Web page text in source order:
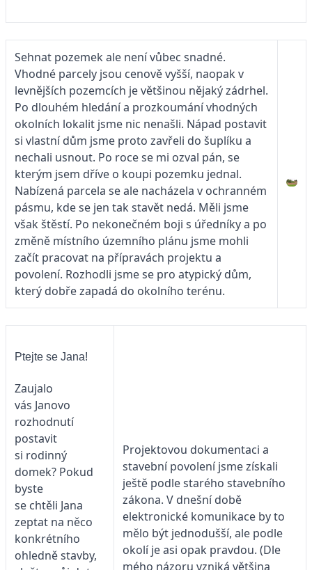
Sehnat pozemek ale není vůbec snadné.
Vhodné parcely jsou cenově vyšší, naopak v
levnějších pozemcích je většinou nějaký zádrhel.
Po dlouhém hledání a prozkoumání vhodných
okolních lokalit jsme nic nenašli. Nápad postavit
si vlastní dům jsme proto zavřeli do šuplíku a
nechali usnout. Po roce se mi ozval pán, se
kterým jsem dříve o koupi pozemku jednal.
Nabízená parcela se ale nacházela v ochranném
pásmu, kde se jen tak stavět nedá. Měli jsme
však štěstí. Po nekonečném boji s úředníky a po
změně místního územního plánu jsme mohli
začít pracovat na přípravách projektu a
povolení. Rozhodli jsme se pro atypický dům,
který dobře zapadá do okolního terénu.
Ptejte se Jana!
Zaujalo
vás Janovo
rozhodnutí
postavit
si rodinný
domek? Pokud
byste
se chtěli Jana
zeptat na něco
konkrétního
ohledně stavby,
Projektovou dokumentaci a
stavební povolení jsme získali
ještě podle starého stavebního
zákona. V dnešní době
elektronické komunikace by to
mělo být jednodušší, ale podle
okolí je asi opak pravdou. (Dle
mého názoru vzniká většina